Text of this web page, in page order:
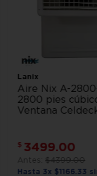
Lanix
Aire Nix A-
2800 pies
Ventana
$ 3499.00
$4399.00
Hasta 3x $1166.33